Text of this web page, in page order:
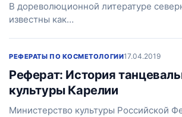
В дореволюционной литературе
известны как…
РЕФЕРАТЫ ПО КОСМЕТОЛОГИИ17.04.2019
Реферат: История
культуры Карелии
Министерство культуры Российской